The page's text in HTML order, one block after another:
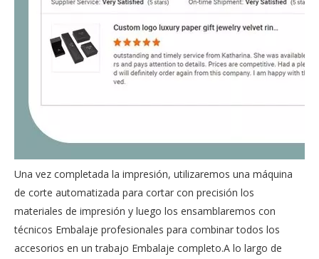
Una vez completada la impresión, utilizaremos una máquina
de corte automatizada para cortar con precisión los
materiales de impresión y luego los ensamblaremos con
técnicos Embalaje profesionales para combinar todos los
accesorios en un trabajo Embalaje completo.A lo largo de